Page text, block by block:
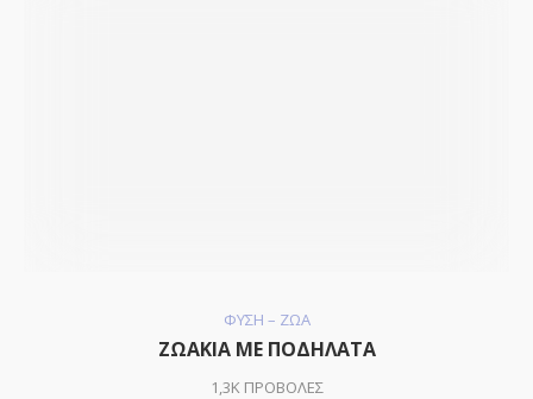
ΦΥΣΗ – ΖΩΑ
ΖΩΑΚΙΑ ΜΕ ΠΟΔΗΛΑΤΑ
1,3K ΠΡΟΒΟΛΕΣ